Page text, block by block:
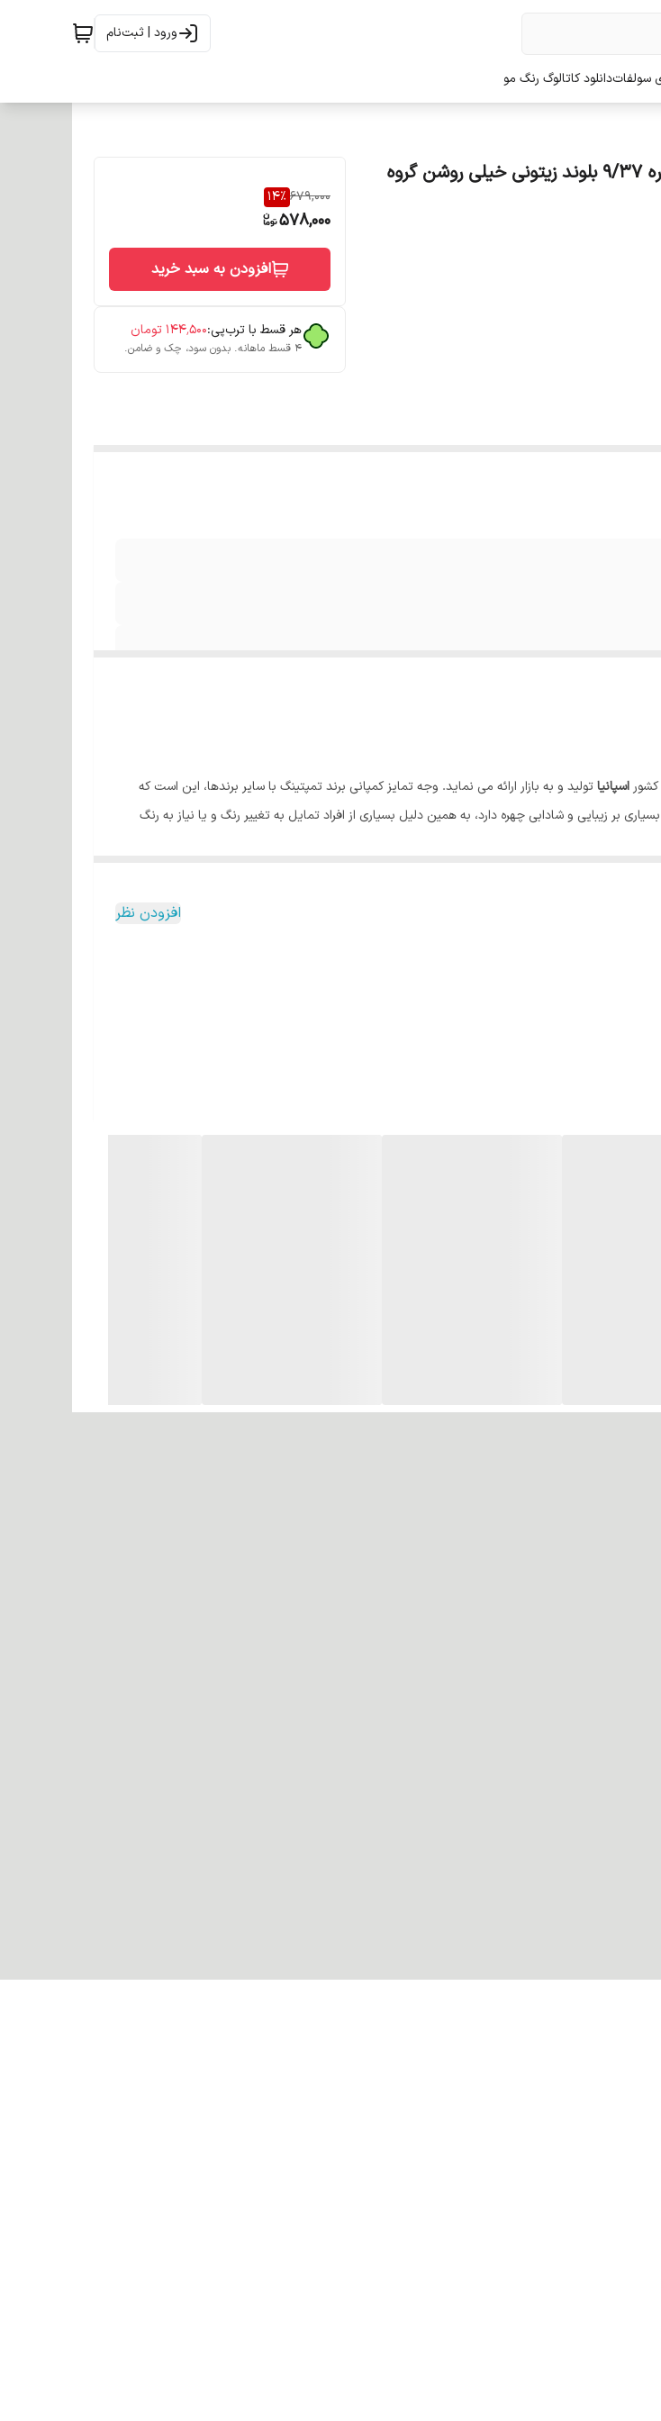
ورود | ثبت‌نام
سولفاتدانلود کاتالوگ رنگ مو
رنگ مو تمپتینگ شماره 9/37 بلوند زیتونی خیلی روشن گروه
679,000
14%
578,000
افزودن به سبد خرید
هر قسط با ترب‌پی:۱۴۴٬۵۰۰تومان
۴ قسط ماهانه. بدون سود، چک و ضامن.
اسپانیاتولید و به بازار ارائه می نماید. وجه تمایز کمپانی برند تمپتینگ با سایر برندها، این است که
زیبایی و شادابی چهره دارد، به همین دلیل بسیاری از افراد تمایل به تغییر رنگ و یا نیاز به رنگ
های طبیعی می باشد که از مهم ترین مزیت این رنگ موهای کرمی این است که به دلیل داشتن ترکیبات محافظتی، مواد مغذی گیاهی و پیش ساز ویتامین B5، به مو آسیب نمی زند و مو را به هیچ
موها،
افزودن نظر